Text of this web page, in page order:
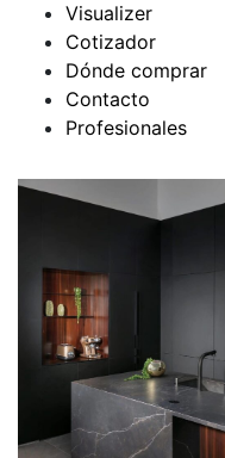
Visualizer
Cotizador
Dónde comprar
Contacto
Profesionales